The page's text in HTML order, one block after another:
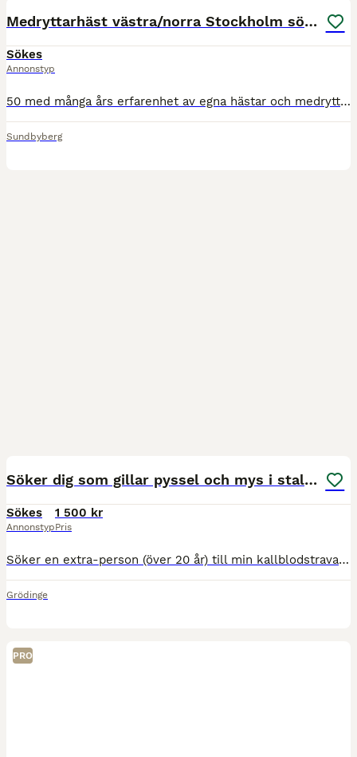
Medryttarhäst västra/norra Stockholm sökes
Sökes
Annonstyp
50 med många års erfarenhet av egna hästar och medryttarhästar. Vill mest rida ut men även kunna ta lättare pass på ridbana/i ridhus. 179 cm, 77 kg. Pålitlig, tar ansvar och hugger i med vad som behö
Sundbyberg
Söker dig som gillar pyssel och mys i stallet
Sökes
Annonstyp
1 500 kr
Pris
Söker en extra-person (över 20 år) till min kallblodstravare Hugo. Söker dig som framförallt tycker om att pyssla och vara med hästar. Om du därtill tycker om att träna belöningsbaserat från marken oc
Grödinge
PRO